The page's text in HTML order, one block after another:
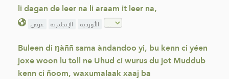
li dagan de leer na li araam it leer na,
عربي الإنجليزية الأوردية
Buleen di ŋàññ sama àndandoo yi, bu kenn ci yéen
joxe woon lu toll ne Uhud ci wurus du jot Muddub
kenn ci ñoom, waxumalaak xaaj ba